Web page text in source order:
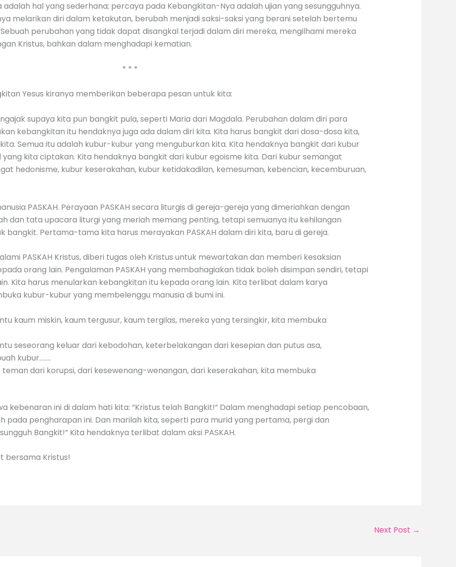
hal yang sederhana; percaya pada Kebangkitan-Nya adalah ujian yang sesungguhnya.
melarikan diri dalam ketakutan, berubah menjadi saksi-saksi yang berani setelah bertemu
perubahan yang tidak dapat disangkal terjadi dalam diri mereka, mengilhami mereka
Kristus, bahkan dalam menghadapi kematian.
* * *
Yesus kiranya memberikan beberapa pesan untuk kita:
supaya kita pun bangkit pula, seperti Maria dari Magdala. Perubahan dalam diri para
kebangkitan itu hendaknya juga ada dalam diri kita. Kita harus bangkit dari dosa-dosa kita,
Semua itu adalah kubur-kubur yang menguburkan kita. Kita hendaknya bangkit dari kubur
kita ciptakan. Kita hendaknya bangkit dari kubur egoisme kita. Dari kubur semangat
hedonisme, kubur keserakahan, kubur ketidakadilan, kemesuman, kebencian, kecemburuan,
PASKAH. Perayaan PASKAH secara liturgis di gereja-gereja yang dimeriahkan dengan
dan tata upacara liturgi yang meriah memang penting, tetapi semuanya itu kehilangan
bangkit. Pertama-tama kita harus merayakan PASKAH dalam diri kita, baru di gereja.
PASKAH Kristus, diberi tugas oleh Kristus untuk mewartakan dan memberi kesaksian
orang lain. Pengalaman PASKAH yang membahagiakan tidak boleh disimpan sendiri, tetapi
Kita harus menularkan kebangkitan itu kepada orang lain. Kita terlibat dalam karya
kubur-kubur yang membelenggu manusia di bumi ini.
kaum miskin, kaum tergusur, kaum tergilas, mereka yang tersingkir, kita membuka
seseorang keluar dari kebodohan, keterbelakangan dari kesepian dan putus asa,
kubur……..
teman dari korupsi, dari kesewenang-wenangan, dari keserakahan, kita membuka
kebenaran ini di dalam hati kita: “Kristus telah Bangkit!” Dalam menghadapi setiap pencobaan,
pada pengharapan ini. Dan marilah kita, seperti para murid yang pertama, pergi dan
Bangkit!” Kita hendaknya terlibat dalam aksi PASKAH.
bersama Kristus!
Next Post →